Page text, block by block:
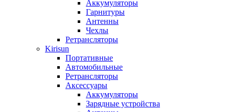
Аккумуляторы
Гарнитуры
Антенны
Чехлы
Ретрансляторы
Kirisun
Портативные
Автомобильные
Ретрансляторы
Аксессуары
Аккумуляторы
Зарядные устройства